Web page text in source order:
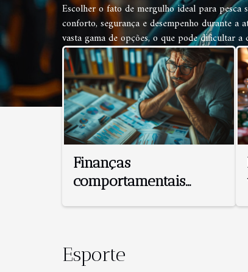
Escolher o fato de mergulho ideal para pesca
conforto, segurança e desempenho durante a
vasta gama de opções, o que pode dificultar a
melhorar sua prática. Descobre neste artigo
identificar o fato mais adequado às tuas
tua experiência subaquática. Espessura do
neoprene para o fato de mergulho utilizado
atentamente a temperatura da água,
exposição. O neoprene funciona como uma
térmica entre o corpo e o ambiente aquático:
recomendadas...
Finanças
comportamentais
Esporte